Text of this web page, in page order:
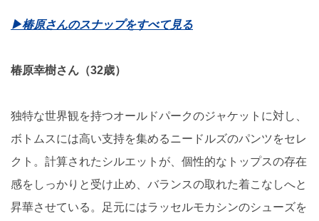
▶椿原さんのスナップをすべて見る
椿原幸樹さん（32歳）
独特な世界観を持つオールドパークのジャケットに対し、
ボトムスには高い支持を集めるニードルズのパンツをセレ
クト。計算されたシルエットが、個性的なトップスの存在
感をしっかりと受け止め、バランスの取れた着こなしへと
昇華させている。足元にはラッセルモカシンのシューズを